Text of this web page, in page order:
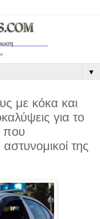
▼
με κόκα και
για το
που
της